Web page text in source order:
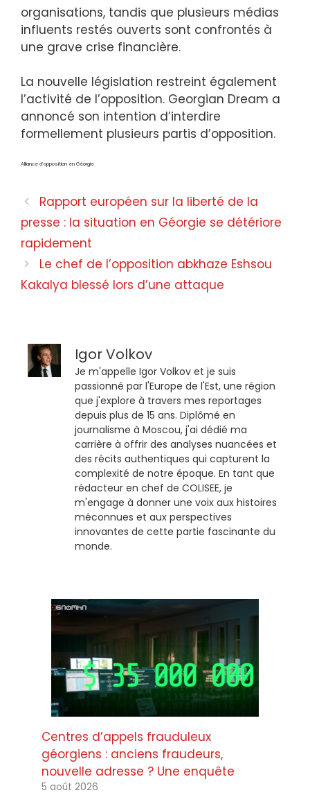
organisations, tandis que plusieurs médias
influents restés ouverts sont confrontés à
une grave crise financière.
La nouvelle législation restreint également
l’activité de l’opposition. Georgian Dream a
annoncé son intention d’interdire
formellement plusieurs partis d’opposition.
Alliance d’opposition en Géorgie
Rapport européen sur la liberté de la
presse : la situation en Géorgie se détériore
rapidement
Le chef de l’opposition abkhaze Eshsou
Kakalya blessé lors d’une attaque
Igor Volkov
Je m'appelle Igor Volkov et je suis
passionné par l'Europe de l'Est, une région
que j'explore à travers mes reportages
depuis plus de 15 ans. Diplômé en
journalisme à Moscou, j'ai dédié ma
carrière à offrir des analyses nuancées et
des récits authentiques qui capturent la
complexité de notre époque. En tant que
rédacteur en chef de COLISEE, je
m'engage à donner une voix aux histoires
méconnues et aux perspectives
innovantes de cette partie fascinante du
monde.
Centres d’appels frauduleux
géorgiens : anciens fraudeurs,
nouvelle adresse ? Une enquête
5 août 2026